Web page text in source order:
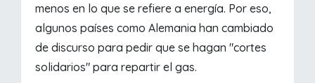
menos en lo que se refiere a energía. Por eso,
algunos países como Alemania han cambiado
de discurso para pedir que se hagan "cortes
solidarios" para repartir el gas.